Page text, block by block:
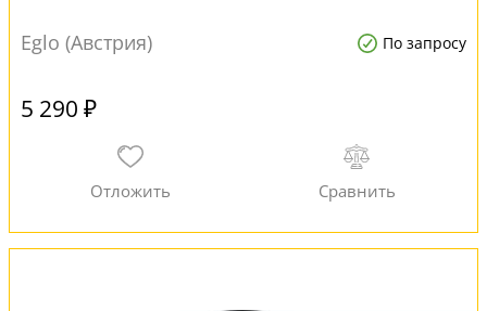
Eglo (Австрия) По запросу
5 290 ₽